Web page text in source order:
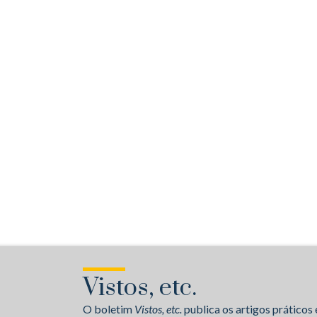
Vistos, etc.
O boletim Vistos, etc.publica os artigos práticos